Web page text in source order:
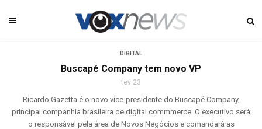
DIGITAL
Buscapé Company tem novo VP
fev 23
Ricardo Gazetta é o novo vice-presidente do Buscapé Company,
principal companhia brasileira de digital commmerce. O executivo será
o responsável pela área de Novos Negócios e comandará as